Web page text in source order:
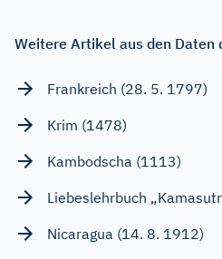
Weitere Artikel aus den Daten
Frankreich (28. 5. 1797)
Krim (1478)
Kambodscha (1113)
Liebeslehrbuch
Nicaragua (14. 8. 1912)